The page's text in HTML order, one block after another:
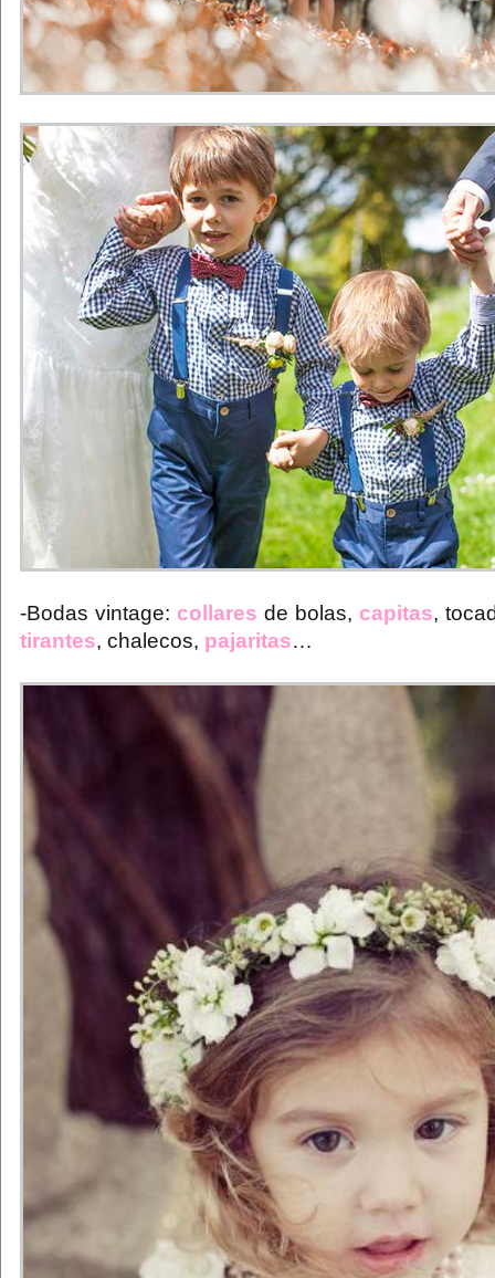
-Bodas vintage: collares de bolas, capitas,
tirantes, chalecos, pajaritas…